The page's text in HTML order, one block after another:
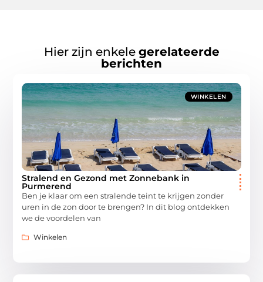
Hier zijn enkele gerelateerde
berichten
WINKELEN
Stralend en Gezond met Zonnebank in
Purmerend
Ben je klaar om een stralende teint te krijgen zonder
uren in de zon door te brengen? In dit blog ontdekken
we de voordelen van
Winkelen